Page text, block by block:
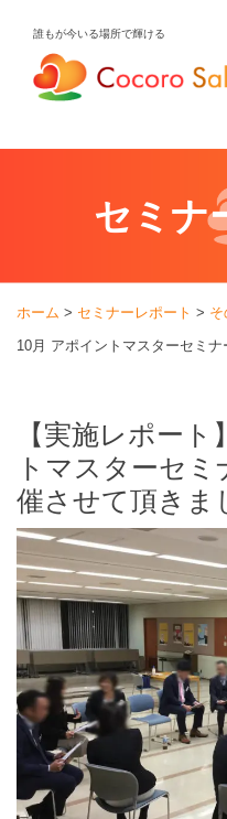
content
誰もが今いる場所で輝ける
セミナ
ホーム > セミナーレポート >
10月 アポイントマスターセミ
【実施レポー
トマスターセミ
催させて頂きま